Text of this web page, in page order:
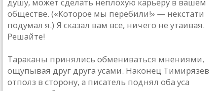
душу, может сделать неплохую карьеру в вашем
обществе. («Которое мы перебили!» — некстати
подумал я.) Я сказал вам все, ничего не утаивая.
Решайте!
Тараканы принялись обмениваться мнениями,
ощупывая друг друга усами. Наконец Тимирязев
отполз в сторону, а писатель поднял оба уса